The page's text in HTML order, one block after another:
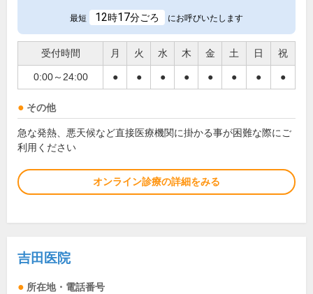
最短 12時17分ごろ にお呼びいたします
受付時間 月 火 水 木 金 土 日 祝
0:00～24:00 ● ● ● ● ● ● ● ●
その他
急な発熱、悪天候など直接医療機関に掛かる事が困難な際にご
利用ください
オンライン診療の詳細をみる
吉田医院
所在地・電話番号